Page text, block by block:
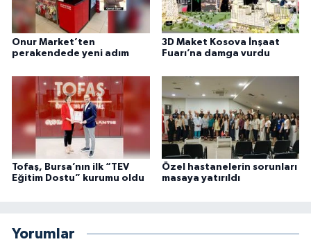
Onur Market’ten
perakendede yeni adım
3D Maket Kosova İnşaat
Fuarı’na damga vurdu
Tofaş, Bursa’nın ilk “TEV
Eğitim Dostu” kurumu oldu
Özel hastanelerin sorunları
masaya yatırıldı
Yorumlar